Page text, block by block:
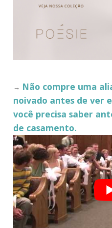
→ Não compre uma
noivado antes de ver
você precisa saber
de casamento.